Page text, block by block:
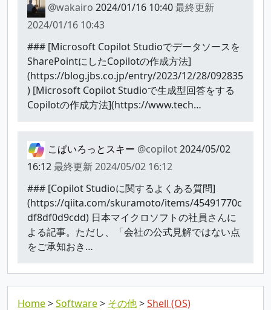
@wakairo 2024/01/16 10:40最終更新
2024/01/16 10:43
### [Microsoft Copilot Studioでデータソースを
SharePointにしたCopilotの作成方法]
(https://blog.jbs.co.jp/entry/2023/12/28/092835
) [Microsoft Copilot Studioで生成型回答をする
Copilotの作成方法](https://www.tech…
こぱいろっとスキー @copilot2024/05/02
16:12最終更新2024/05/02 16:12
### [Copilot Studioに関するよくある質問]
(https://qiita.com/skuramoto/items/45491770c
df8df0d9cdd) 日本マイクロソフトの社員さんに
よる記事。ただし、「会社の公式見解ではない点
をご承知おき…
Home Software その他 Shell (OS)